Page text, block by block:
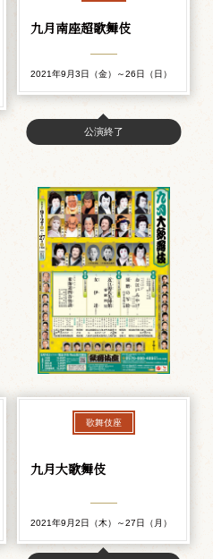
九月南座超歌舞伎
2021年9月3日（金）～26日（日）
公演終了
歌舞伎座
九月大歌舞伎
2021年9月2日（木）～27日（月）